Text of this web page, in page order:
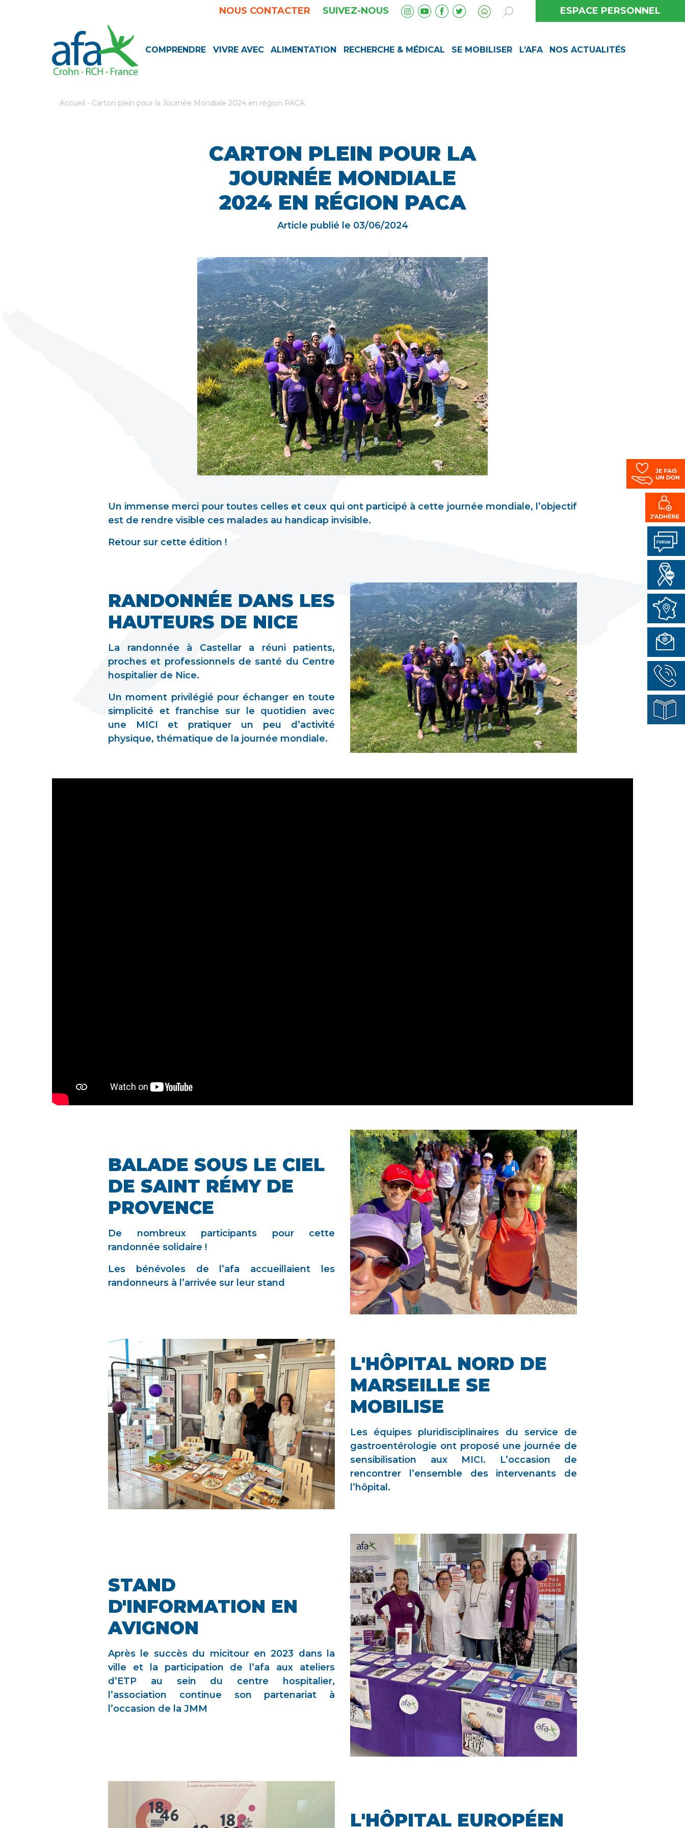
NOUS CONTACTER SUIVEZ-NOUS ESPACE PERSONNEL
COMPRENDRE VIVRE AVEC ALIMENTATION RECHERCHE & MÉDICAL SE MOBILISER L’AFA NOS ACTUALITÉS
Accueil - Carton plein pour la Journée Mondiale 2024 en région PACA
CARTON PLEIN POUR LA
JOURNÉE MONDIALE
2024 EN RÉGION PACA
Article publié le 03/06/2024
Un immense merci pour toutes celles et ceux qui ont participé à cette journée mondiale, l’objectif
est de rendre visible ces malades au handicap invisible.
Retour sur cette édition !
RANDONNÉE DANS LES
HAUTEURS DE NICE
La randonnée à Castellar a réuni patients,
proches et professionnels de santé du Centre
hospitalier de Nice.
Un moment privilégié pour échanger en toute
simplicité et franchise sur le quotidien avec
une MICI et pratiquer un peu d’activité
physique, thématique de la journée mondiale.
BALADE SOUS LE CIEL
DE SAINT RÉMY DE
PROVENCE
De nombreux participants pour cette
randonnée solidaire !
Les bénévoles de l’afa accueillaient les
randonneurs à l’arrivée sur leur stand
L'HÔPITAL NORD DE
MARSEILLE SE
MOBILISE
Les équipes pluridisciplinaires du service de
gastroentérologie ont proposé une journée de
sensibilisation aux MICI. L’occasion de
rencontrer l’ensemble des intervenants de
l’hôpital.
STAND
D'INFORMATION EN
AVIGNON
Après le succès du micitour en 2023 dans la
ville et la participation de l’afa aux ateliers
d’ETP au sein du centre hospitalier,
l’association continue son partenariat à
l’occasion de la JMM
L'HÔPITAL EUROPÉEN